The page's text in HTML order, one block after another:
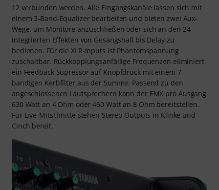
12 verbunden werden. Alle Eingangskanäle lassen sich mit
einem 3-Band-Equalizer bearbeiten und bieten zwei Aux-
Wege, um Monitore anzuschließen oder sich an den 24
integrierten Effekten von Gesangshall bis Delay zu
bedienen. Für die XLR-Inputs ist Phantomspannung
zuschaltbar. Rückkopplungsanfällige Frequenzen eliminiert
ein Feedback Supressor auf Knopfdruck mit einem 7-
bandigen Kerbfilter aus der Summe. Passend zu den
angeschlossenen Lautsprechern kann der EMX pro Ausgang
630 Watt an 4 Ohm oder 460 Watt an 8 Ohm bereitstellen.
Für Live-Mitschnitte stehen Stereo Outputs in Klinke und
Cinch bereit.